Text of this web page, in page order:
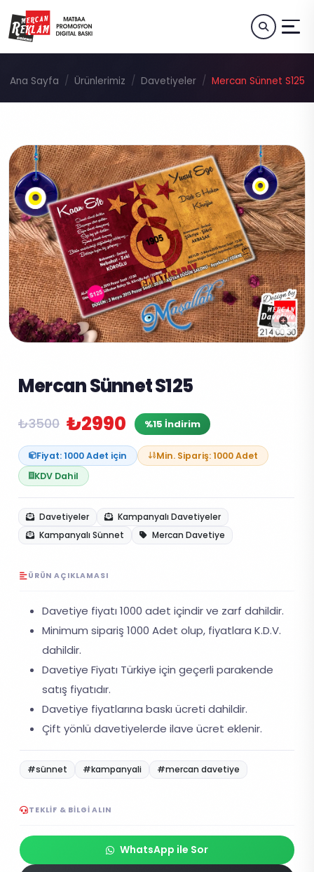
Ana Sayfa Ürünlerimiz Davetiyeler Mercan Sünnet S125
Mercan Sünnet S125
₺3500 ₺2990 %15 İndirim
Fiyat: 1000 Adet için
Min. Sipariş: 1000 Adet
KDV Dahil
Davetiyeler
Kampanyalı Davetiyeler
Kampanyalı Sünnet
Mercan Davetiye
ÜRÜN AÇIKLAMASI
Davetiye fiyatı 1000 adet içindir ve zarf dahildir.
Minimum sipariş 1000 Adet olup, fiyatlara K.D.V.
dahildir.
Davetiye Fiyatı Türkiye için geçerli parakende
satış fiyatıdır.
Davetiye fiyatlarına baskı ücreti dahildir.
Çift yönlü davetiyelerde ilave ücret eklenir.
#sünnet #kampanyali #mercan davetiye
TEKLIF & BILGI ALIN
WhatsApp ile Sor